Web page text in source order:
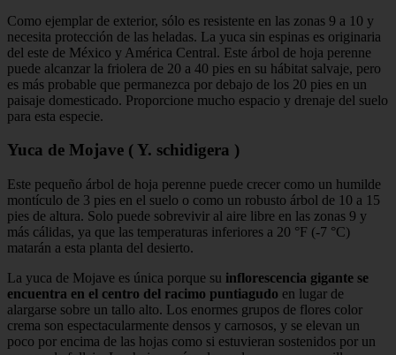
Como ejemplar de exterior, sólo es resistente en las zonas 9 a 10 y
necesita protección de las heladas. La yuca sin espinas es originaria
del este de México y América Central. Este árbol de hoja perenne
puede alcanzar la friolera de 20 a 40 pies en su hábitat salvaje, pero
es más probable que permanezca por debajo de los 20 pies en un
paisaje domesticado. Proporcione mucho espacio y drenaje del suelo
para esta especie.
Yuca de Mojave ( Y. schidigera )
Este pequeño árbol de hoja perenne puede crecer como un humilde
montículo de 3 pies en el suelo o como un robusto árbol de 10 a 15
pies de altura. Solo puede sobrevivir al aire libre en las zonas 9 y
más cálidas, ya que las temperaturas inferiores a 20 °F (-7 °C)
matarán a esta planta del desierto.
La yuca de Mojave es única porque su inflorescencia gigante se
encuentra en el centro del racimo puntiagudo en lugar de
alargarse sobre un tallo alto. Los enormes grupos de flores color
crema son espectacularmente densos y carnosos, y se elevan un
poco por encima de las hojas como si estuvieran sostenidos por un